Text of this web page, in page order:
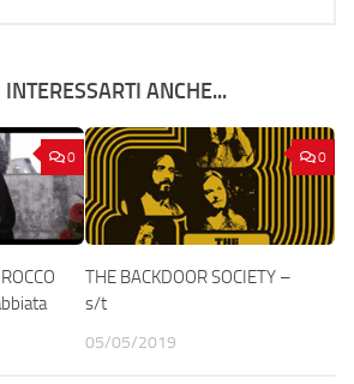
ANCHE...
0 0
THE BACKDOOR SOCIETY –
s/t
05/05/2019